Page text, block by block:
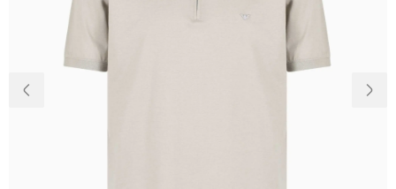
Про нас
Доставка та
оплата
Повернення
та обмін
Питання та